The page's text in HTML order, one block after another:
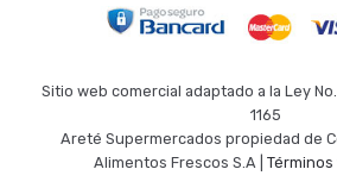
Sitio web comercial adaptado a la Ley
1165
Areté Supermercados propiedad de
Alimentos Frescos S.A |